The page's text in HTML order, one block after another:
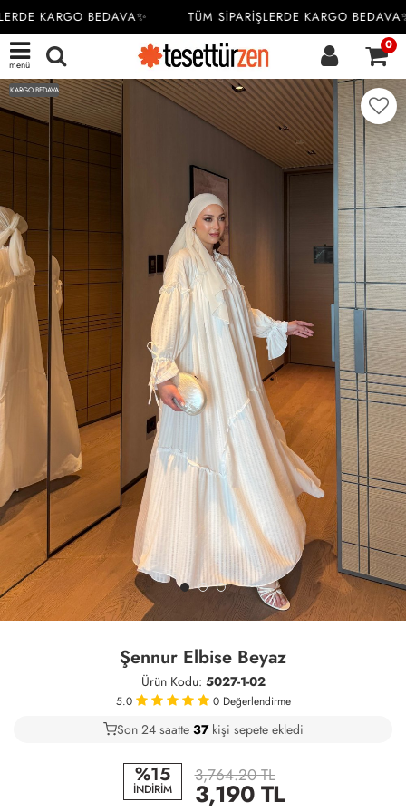
KARGO BEDAVA✨ TÜM SİPARİŞLERDE KARGO BEDAVA✨
menü
0
KARGO BEDAVA
Şennur Elbise Beyaz
Ürün Kodu: 5027-1-02
5.0 0 Değerlendirme
29
Son 24 saatte 39kişi sepete ekledi
16
%15
İNDİRİM
3,764.20 TL
3,190TL